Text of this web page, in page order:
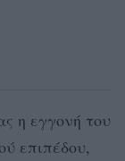
η εγγονή του
επιπέδου,